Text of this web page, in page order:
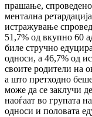
прашање,
ментална
истражување
51,7% од вкупно 60
биле стручно
односи, а 46,7% од
своите родители на
а што претходно
може да се заклучи
наоѓаат во групата
односи и половата